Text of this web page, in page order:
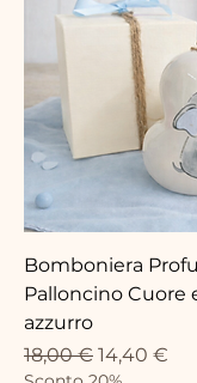
Bomboniera
Palloncino Cuore
azzurro
Prix original
18,00 € Prix
14,40 €